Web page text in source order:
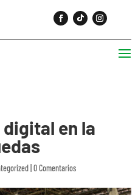
en la
|0 Comentarios